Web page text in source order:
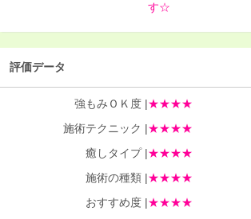
す☆
評価データ
強もみＯＫ度 |★★★★
施術テクニック |★★★★
癒しタイプ |★★★★
施術の種類 |★★★★
おすすめ度 |★★★★